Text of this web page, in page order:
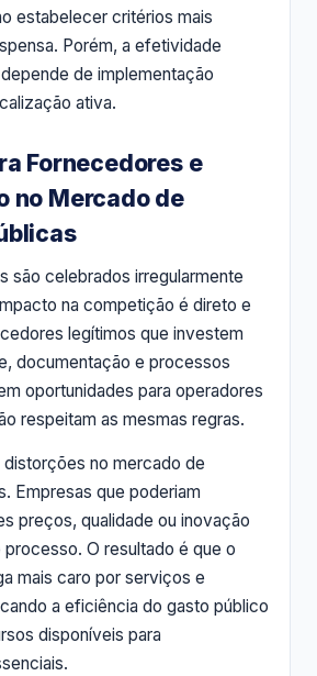
estabelecer critérios mais
Porém, a efetividade
de implementação
ativa.
Fornecedores e
no Mercado de
são celebrados irregularmente
na competição é direto e
legítimos que investem
documentação e processos
oportunidades para operadores
respeitam as mesmas regras.
distorções no mercado de
Empresas que poderiam
preços, qualidade ou inovação
O resultado é que o
mais caro por serviços e
a eficiência do gasto público
disponíveis para